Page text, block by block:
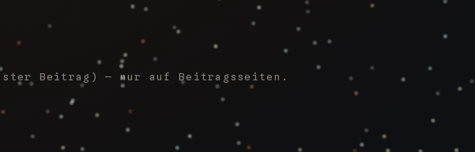
Beitrag) — nur auf Beitragsseiten.